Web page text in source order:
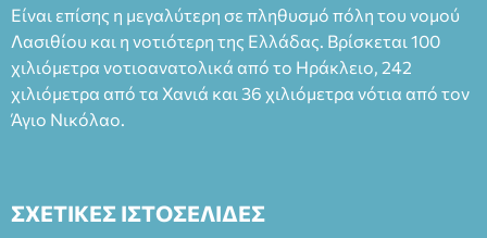
Είναι επίσης η μεγαλύτερη σε πληθυσμό πόλη του νομού
Λασιθίου και η νοτιότερη της Ελλάδας. Βρίσκεται 100
χιλιόμετρα νοτιοανατολικά από το Ηράκλειο, 242
χιλιόμετρα από τα Χανιά και 36 χιλιόμετρα νότια από τον
Άγιο Νικόλαο.
ΣΧΕΤΙΚΕΣ ΙΣΤΟΣΕΛΙΔΕΣ